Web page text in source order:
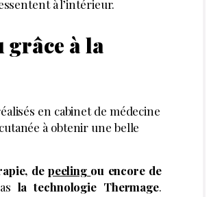
à l’intérieur.
grâce à la
en cabinet de médecine
à obtenir une belle
de peeling ou encore de
la technologie Thermage.